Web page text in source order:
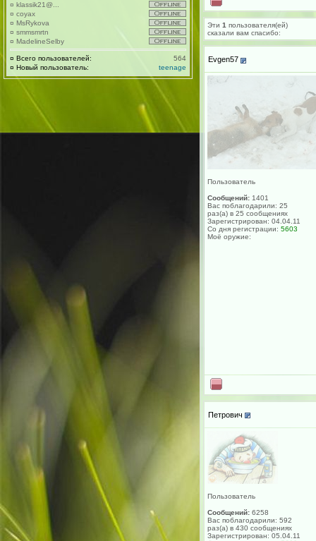
¤ klassik21@...
¤ coyax
¤ MsRykova
¤ smmsmrtn
¤ MadelineSelby
¤ Всего пользователей:
564
¤ Новый пользователь: teenage
Эти 1 пользователя(ей)
сказали вам cпасибо:
Evgen57
Пользователь
Сообщений: 1401
Вас поблагодарили: 25
раз(а) в 25 сообщениях
Зарегистрирован: 04.04.11
Со дня регистрации: 5603
Моё оружие:
Петрович
Пользователь
Сообщений: 6258
Вас поблагодарили: 592
раз(а) в 430 сообщениях
Зарегистрирован: 05.04.11